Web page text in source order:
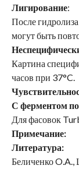
Лигирование:
После
могут быть
Картина
часов при 37°C.
С ферментом
Для фасовок
Примечание:
Литература:
Беличенко